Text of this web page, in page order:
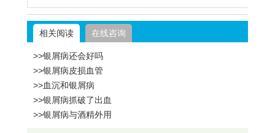
相关阅读 在线咨询
>>银屑病还会好吗
>>银屑病皮损血管
>>血沉和银屑病
>>银屑病抓破了出血
>>银屑病与酒精外用